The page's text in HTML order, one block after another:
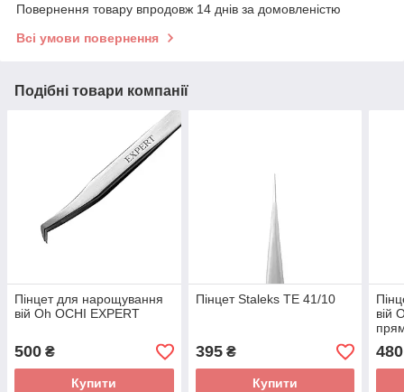
Повернення товару впродовж 14 днів за домовленістю
Всі умови повернення
Подібні товари компанії
Пінцет для нарощування
вій Oh OCHI EXPERT
500 ₴
Купити
Пінцет Staleks TE 41/10
395₴
Купити
вій
480